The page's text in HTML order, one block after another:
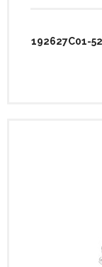
192627C01-